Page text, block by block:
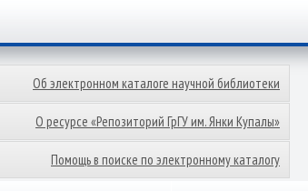
Об электронном каталоге научной библиотеки
О ресурсе «Репозиторий ГрГУ им. Янки Купалы»
Помощь в поиске по электронному каталогу